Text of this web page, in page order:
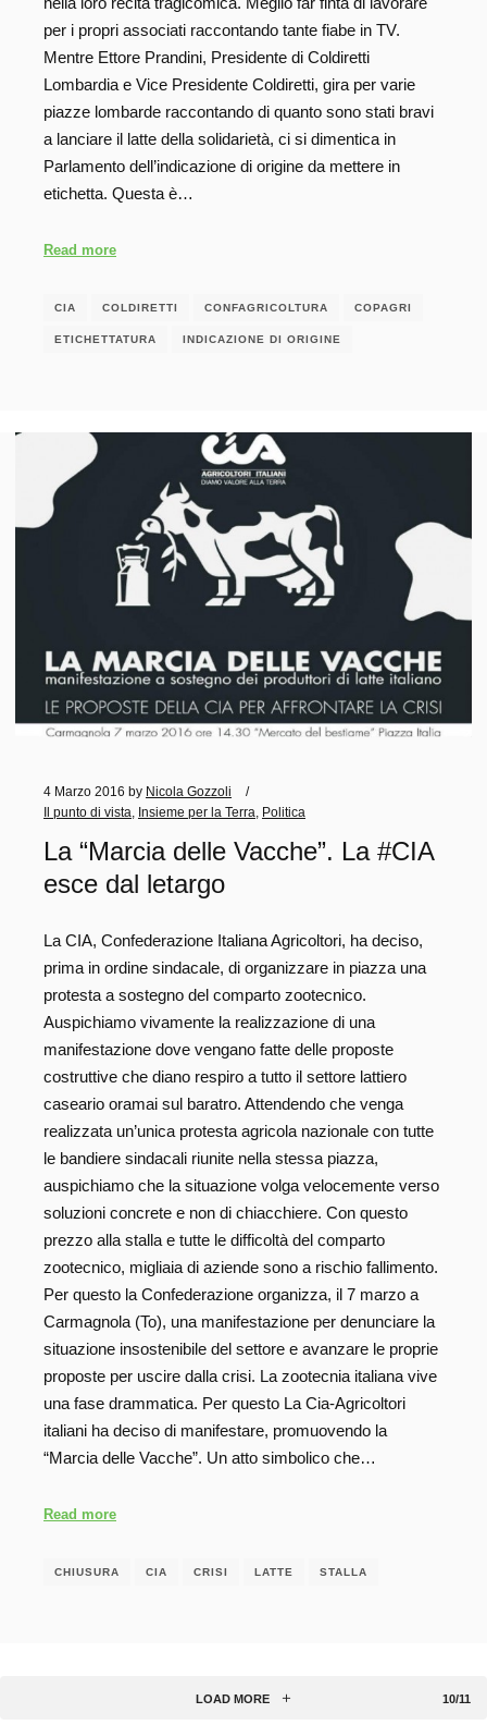
per i propri associati raccontando tante fiabe in TV.
Mentre Ettore Prandini, Presidente di Coldiretti
Lombardia e Vice Presidente Coldiretti, gira per varie
piazze lombarde raccontando di quanto sono stati bravi
a lanciare il latte della solidarietà, ci si dimentica in
Parlamento dell’indicazione di origine da mettere in
etichetta. Questa è…
Read more
CIA COLDIRETTI CONFAGRICOLTURA COPAGRI
ETICHETTATURA INDICAZIONE DI ORIGINE
4 Marzo 2016 by Nicola Gozzoli
Il punto di vista
Insieme per la Terra Politica
La “Marcia delle Vacche”. La #CIA
esce dal letargo
La CIA, Confederazione Italiana Agricoltori, ha deciso,
prima in ordine sindacale, di organizzare in piazza una
protesta a sostegno del comparto zootecnico.
Auspichiamo vivamente la realizzazione di una
manifestazione dove vengano fatte delle proposte
costruttive che diano respiro a tutto il settore lattiero
caseario oramai sul baratro. Attendendo che venga
realizzata un’unica protesta agricola nazionale con tutte
le bandiere sindacali riunite nella stessa piazza,
auspichiamo che la situazione volga velocemente verso
soluzioni concrete e non di chiacchiere. Con questo
prezzo alla stalla e tutte le difficoltà del comparto
zootecnico, migliaia di aziende sono a rischio fallimento.
Per questo la Confederazione organizza, il 7 marzo a
Carmagnola (To), una manifestazione per denunciare la
situazione insostenibile del settore e avanzare le proprie
proposte per uscire dalla crisi. La zootecnia italiana vive
una fase drammatica. Per questo La Cia-Agricoltori
italiani ha deciso di manifestare, promuovendo la
“Marcia delle Vacche”. Un atto simbolico che…
Read more
CHIUSURA CIA CRISI LATTE STALLA
LOAD MORE 10/11